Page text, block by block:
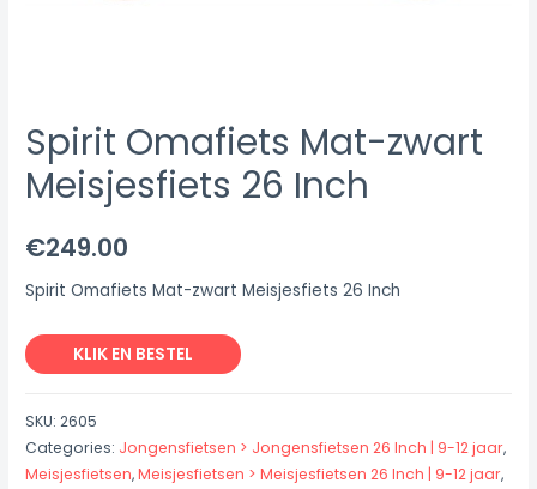
Spirit Omafiets Mat-zwart
Meisjesfiets 26 Inch
€249.00
Spirit Omafiets Mat-zwart Meisjesfiets 26 Inch
KLIK EN BESTEL
SKU:2605
Categories: Jongensfietsen > Jongensfietsen 26 Inch | 9-12 jaar,
Meisjesfietsen,Meisjesfietsen > Meisjesfietsen 26 Inch | 9-12 jaar,